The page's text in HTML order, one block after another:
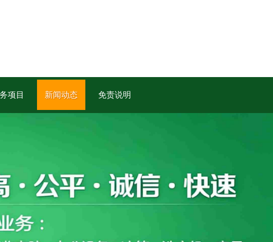
项目 新闻动态 免责说明